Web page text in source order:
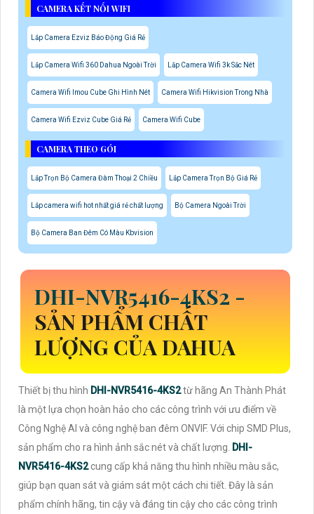
CAMERA KẾT NỐI WIFI
Lắp Camera Ezviz Báo Động Giá Rẻ
Lắp Camera Wifi 360 Dahua Ngoài Trời Lắp Camera Wifi 3k Sắc Nét
Camera Wifi Imou Cube Ghi Hình Nét Camera Wifi Hikvision Trong Nhà
Camera Wifi Ezviz Cube Giá Rẻ Camera Wifi Cube
CAMERA THEO GÓI
Lắp Trọn Bộ Camera Đàm Thoại 2 Chiều Lắp Camera Trọn Bộ Giá Rẻ
Lắp camera wifi hot nhất giá rẻ chất lượng Bộ Camera Ngoài Trời
Bộ Camera Ban Đêm Có Màu Kbvision
DHI-NVR5416-4KS2 -
SẢN PHẨM CHẤT
LƯỢNG CỦA DAHUA
Thiết bị thu hình DHI-NVR5416-4KS2từ hãng An Thành Phát
là một lựa chọn hoàn hảo cho các công trình với ưu điểm về
Công Nghệ AI và công nghệ ban đêm ONVIF. Với chip SMD Plus,
sản phẩm cho ra hình ảnh sắc nét và chất lượng.
DHI-
NVR5416-4KS2cung cấp khả năng thu hình nhiều màu sắc,
giúp bạn quan sát và giám sát một cách chi tiết. Đây là sản
phẩm chính hãng, tin cậy và đáng tin cậy cho các công trình